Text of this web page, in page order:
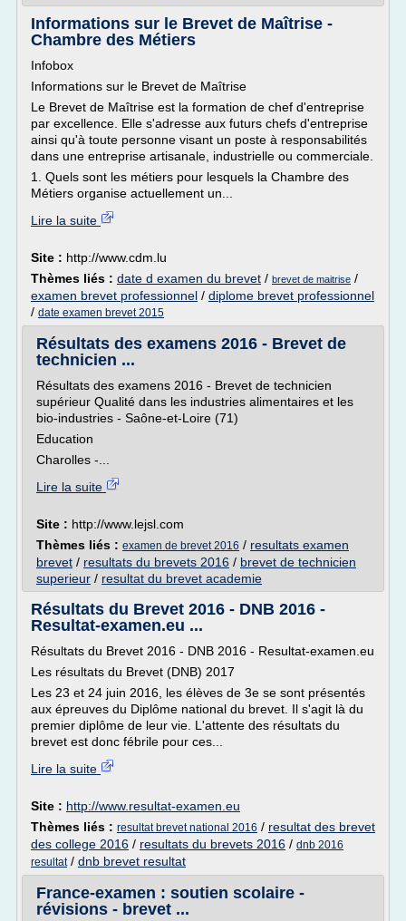
Informations sur le Brevet de Maîtrise -
Chambre des Métiers
Infobox
Informations sur le Brevet de Maîtrise
Le Brevet de Maîtrise est la formation de chef d'entreprise
par excellence. Elle s'adresse aux futurs chefs d'entreprise
ainsi qu'à toute personne visant un poste à responsabilités
dans une entreprise artisanale, industrielle ou commerciale.
1. Quels sont les métiers pour lesquels la Chambre des
Métiers organise actuellement un...
Lire la suite
Site : http://www.cdm.lu
Thèmes liés : date d examen du brevet / brevet de maitrise /
examen brevet professionnel / diplome brevet professionnel
/ date examen brevet 2015
Résultats des examens 2016 - Brevet de
technicien ...
Résultats des examens 2016 - Brevet de technicien
supérieur Qualité dans les industries alimentaires et les
bio-industries - Saône-et-Loire (71)
Education
Charolles -...
Lire la suite
Site : http://www.lejsl.com
Thèmes liés : examen de brevet 2016 / resultats examen
brevet / resultats du brevets 2016 / brevet de technicien
superieur / resultat du brevet academie
Résultats du Brevet 2016 - DNB 2016 -
Resultat-examen.eu ...
Résultats du Brevet 2016 - DNB 2016 - Resultat-examen.eu
Les résultats du Brevet (DNB) 2017
Les 23 et 24 juin 2016, les élèves de 3e se sont présentés
aux épreuves du Diplôme national du brevet. Il s'agit là du
premier diplôme de leur vie. L'attente des résultats du
brevet est donc fébrile pour ces...
Lire la suite
Site : http://www.resultat-examen.eu
Thèmes liés : resultat brevet national 2016 / resultat des brevet
des college 2016 / resultats du brevets 2016 / dnb 2016
resultat/ dnb brevet resultat
France-examen : soutien scolaire -
révisions - brevet ...